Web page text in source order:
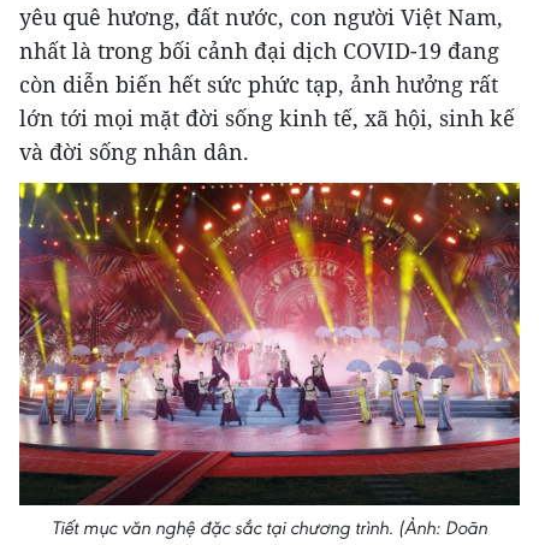
yêu quê hương, đất nước, con người Việt Nam,
nhất là trong bối cảnh đại dịch COVID-19 đang
còn diễn biến hết sức phức tạp, ảnh hưởng rất
lớn tới mọi mặt đời sống kinh tế, xã hội, sinh kế
và đời sống nhân dân.
Tiết mục văn nghệ đặc sắc tại chương trình. (Ảnh: Doãn